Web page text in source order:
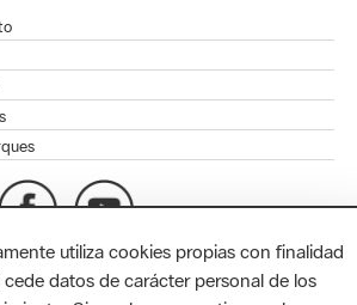
utiliza cookies propias con finalidad
datos de carácter personal de los